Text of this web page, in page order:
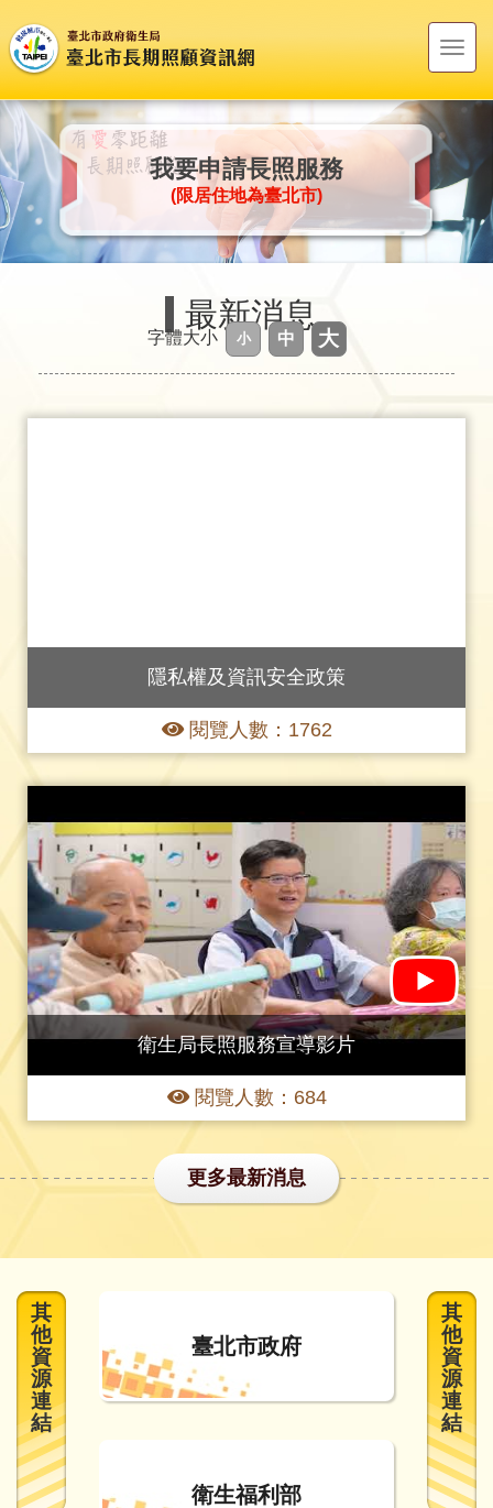
我要申請長照服務
(限居住地為臺北市)
最新消息
字體大小
變
面
小
變
更
中
變
更
頁
大
隱私權及資訊安全政策
閱覽人數：1762
衛生局長照服務宣導影片
閱覽人數：684
更多最新消息
其
他
資
源
連
結
臺北市政府
衛生福利部
其
他
資
源
連
結